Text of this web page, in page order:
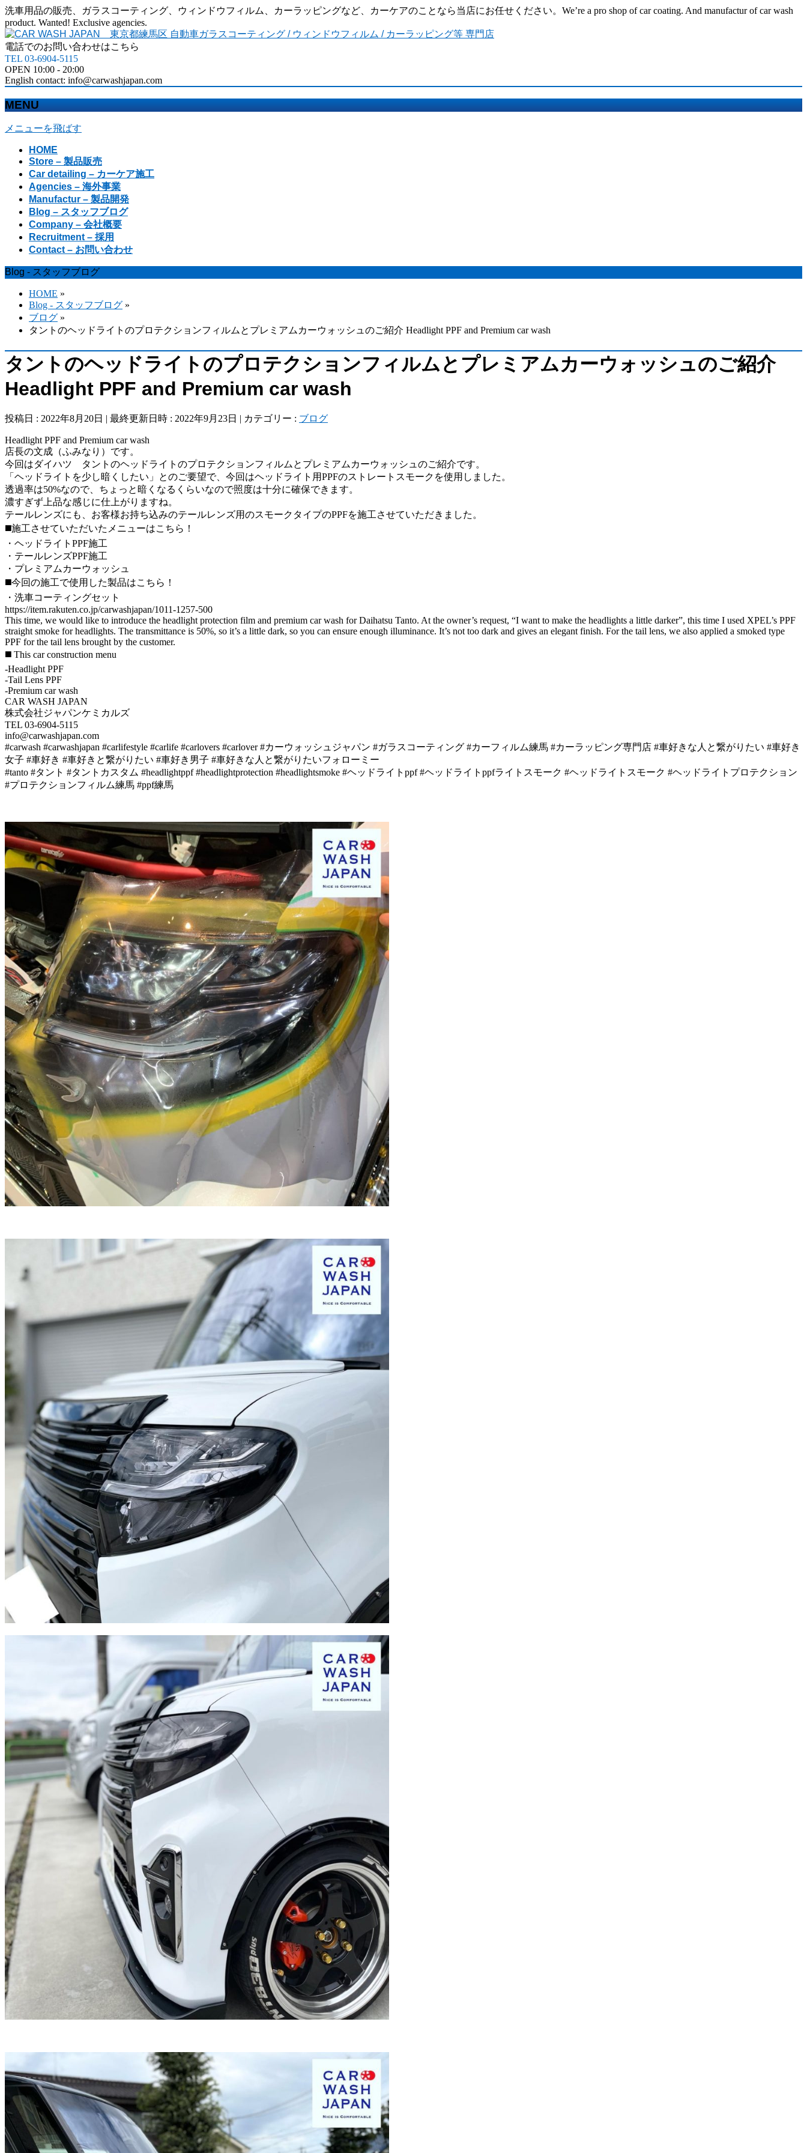
洗車用品の販売、ガラスコーティング、ウィンドウフィルム、カーラッピングなど、カーケアのことなら当店にお任せください。We’re a pro shop of car coating. And manufactur of car wash
product. Wanted! Exclusive agencies.
電話でのお問い合わせはこちら
TEL 03-6904-5115
OPEN 10:00 - 20:00
English contact: info@carwashjapan.com
MENU
メニューを飛ばす
HOME
Store – 製品販売
Car detailing – カーケア施工
Agencies – 海外事業
Manufactur – 製品開発
Blog – スタッフブログ
Company – 会社概要
Recruitment – 採用
Contact – お問い合わせ
Blog - スタッフブログ
HOME »
Blog - スタッフブログ »
ブログ »
タントのヘッドライトのプロテクションフィルムとプレミアムカーウォッシュのご紹介 Headlight PPF and Premium car wash
タントのヘッドライトのプロテクションフィルムとプレミアムカーウォッシュのご紹介
Headlight PPF and Premium car wash
投稿日 : 2022年8月20日 最終更新日時 : 2022年9月23日 カテゴリー : ブログ
Headlight PPF and Premium car wash
店長の文成（ふみなり）です。
今回はダイハツ タントのヘッドライトのプロテクションフィルムとプレミアムカーウォッシュのご紹介です。
「ヘッドライトを少し暗くしたい」とのご要望で、今回はヘッドライト用PPFのストレートスモークを使用しました。
透過率は50%なので、ちょっと暗くなるくらいなので照度は十分に確保できます。
濃すぎず上品な感じに仕上がりますね。
テールレンズにも、お客様お持ち込みのテールレンズ用のスモークタイプのPPFを施工させていただきました。
◼️施工させていただいたメニューはこちら！
・ヘッドライトPPF施工
・テールレンズPPF施工
・プレミアムカーウォッシュ
◼️今回の施工で使用した製品はこちら！
・洗車コーティングセット
https://item.rakuten.co.jp/carwashjapan/1011-1257-500
This time, we would like to introduce the headlight protection film and premium car wash for Daihatsu Tanto. At the owner’s request, “I want to make the headlights a little darker”, this time I used XPEL’s PPF
straight smoke for headlights. The transmittance is 50%, so it’s a little dark, so you can ensure enough illuminance. It’s not too dark and gives an elegant finish. For the tail lens, we also applied a smoked type
PPF for the tail lens brought by the customer.
◼️ This car construction menu
-Headlight PPF
-Tail Lens PPF
-Premium car wash
CAR WASH JAPAN
株式会社ジャパンケミカルズ
TEL 03-6904-5115
info@carwashjapan.com
#carwash #carwashjapan #carlifestyle #carlife #carlovers #carlover #カーウォッシュジャパン #ガラスコーティング #カーフィルム練馬 #カーラッピング専門店 #車好きな人と繋がりたい #車好き
女子 #車好き #車好きと繋がりたい #車好き男子 #車好きな人と繋がりたいフォローミー
#tanto #タント #タントカスタム #headlightppf #headlightprotection #headlightsmoke #ヘッドライトppf #ヘッドライトppfライトスモーク #ヘッドライトスモーク #ヘッドライトプロテクション
#プロテクションフィルム練馬 #ppf練馬